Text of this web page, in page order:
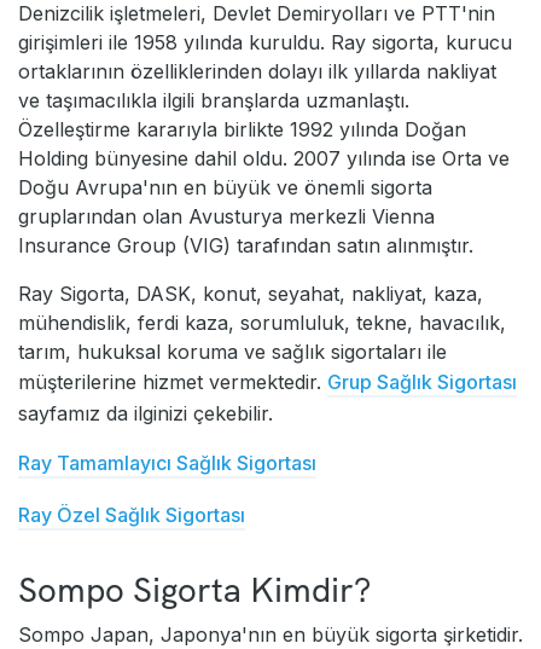
Denizcilik işletmeleri, Devlet Demiryolları ve PTT'nin
girişimleri ile 1958 yılında kuruldu. Ray sigorta, kurucu
ortaklarının özelliklerinden dolayı ilk yıllarda nakliyat
ve taşımacılıkla ilgili branşlarda uzmanlaştı.
Özelleştirme kararıyla birlikte 1992 yılında Doğan
Holding bünyesine dahil oldu. 2007 yılında ise Orta ve
Doğu Avrupa'nın en büyük ve önemli sigorta
gruplarından olan Avusturya merkezli Vienna
Insurance Group (VIG) tarafından satın alınmıştır.
Ray Sigorta, DASK, konut, seyahat, nakliyat, kaza,
mühendislik, ferdi kaza, sorumluluk, tekne, havacılık,
tarım, hukuksal koruma ve sağlık sigortaları ile
müşterilerine hizmet vermektedir. Grup Sağlık Sigortası
sayfamız da ilginizi çekebilir.
Ray Tamamlayıcı Sağlık Sigortası
Ray Özel Sağlık Sigortası
Sompo Sigorta Kimdir?
Sompo Japan, Japonya'nın en büyük sigorta şirketidir.